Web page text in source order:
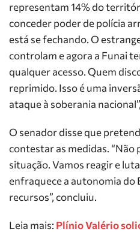
representam 14% do
conceder poder de polícia
está se fechando. O
controlam e agora a Funai
qualquer acesso. Quem
reprimido. Isso é uma
ataque à soberania
O senador disse que
contestar as medidas. “Não
situação. Vamos reagir e
enfraquece a autonomia do
recursos”, concluiu.
Leia mais: Plínio Valério